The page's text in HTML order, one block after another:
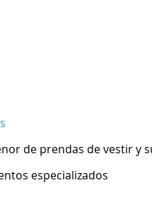
de prendas de vestir y
especializados